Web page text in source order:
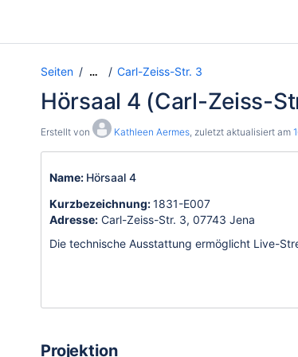
Seiten … Carl-Zeiss-Str. 3
Hörsaal 4 (Carl-Zeiss-
Erstellt von Kathleen Aermes, zuletzt aktualisiert am
Name: Hörsaal 4
Kurzbezeichnung:1831-E007
Adresse: Carl-Zeiss-Str. 3, 07743 Jena
Die technische Ausstattung ermöglicht Live-
Projektion